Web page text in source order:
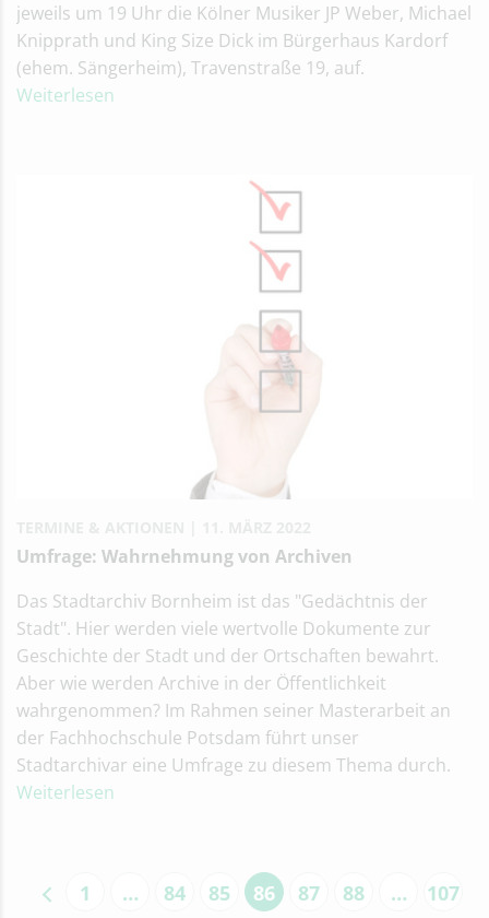
jeweils um 19 Uhr die Kölner Musiker JP Weber, Michael
Knipprath und King Size Dick im Bürgerhaus Kardorf
(ehem. Sängerheim), Travenstraße 19, auf.
Weiterlesen
Umfrage: Wahrnehmung von Archiven
Das Stadtarchiv Bornheim ist das "Gedächtnis der
Stadt". Hier werden viele wertvolle Dokumente zur
Geschichte der Stadt und der Ortschaften bewahrt.
Aber wie werden Archive in der Öffentlichkeit
wahrgenommen? Im Rahmen seiner Masterarbeit an
der Fachhochschule Potsdam führt unser
Stadtarchivar eine Umfrage zu diesem Thema durch.
Weiterlesen
1 … 84 85 86 87 88 … 107